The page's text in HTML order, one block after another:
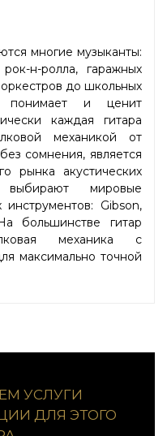
многие музыканты:
н-ролла, гаражных
до школьных
и ценит
каждая гитара
механикой от
сомнения, является
рынка акустических
мировые
инструментов: Gibson,
большинстве гитар
механика с
максимально точной
УСЛУГИ
ДЛЯ ЭТОГО